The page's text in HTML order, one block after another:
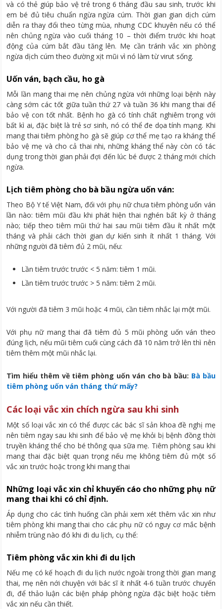
và có thẻ giúp bảo vệ trẻ trong 6 tháng đầu sau sinh, trước khi
em bé đủ tiêu chuẩn ngừa ngừa cúm. Thời gian gian dịch cúm
diễn ra thay đổi theo từng mùa, nhưng CDC khuyên nếu có thể
nên chủng ngừa vào cuối tháng 10 – thời điểm trước khi hoạt
động của cúm bắt đầu tăng lên. Mẹ cần tránh vắc xin phòng
ngừa dịch cúm theo đường xịt mũi vì nó làm từ virut sống.
Uốn ván, bạch cầu, ho gà
Mỗi lần mang thai mẹ nên chủng ngừa với những loại bệnh này
càng sớm các tốt giữa tuần thứ 27 và tuần 36 khi mang thai để
bảo vệ con tốt nhất. Bệnh ho gà có tính chất nghiêm trọng với
bất kì ai, đặc biệt là trẻ sơ sinh, nó có thể đe dọa tính mạng. Khi
mang thai tiêm phòng ho gà sẽ giúp cơ thể mẹ tạo ra kháng thể
bảo vệ mẹ và cho cả thai nhi, những kháng thể này còn có tác
dụng trong thời gian phải đợi đến lúc bé được 2 tháng mới chích
ngừa.
Lịch tiêm phòng cho bà bầu ngừa uốn ván:
Theo Bộ Y tế Việt Nam, đối với phụ nữ chưa tiêm phòng uốn ván
lần nào: tiêm mũi đầu khi phát hiện thai nghén bất kỳ ở tháng
nào; tiếp theo tiêm mũi thứ hai sau mũi tiêm đầu ít nhất một
tháng và phải cách thời gian dự kiến sinh ít nhất 1 tháng. Với
những người đã tiêm đủ 2 mũi, nếu:
Lần tiêm trước trước < 5 năm: tiêm 1 mũi.
Lần tiêm trước trước > 5 năm: tiêm 2 mũi.
Với người đã tiêm 3 mũi hoặc 4 mũi, cần tiêm nhắc lại một mũi.
Với phụ nữ mang thai đã tiêm đủ 5 mũi phòng uốn ván theo
đúng lịch, nếu mũi tiêm cuối cùng cách đã 10 năm trở lên thì nên
tiêm thêm một mũi nhắc lại.
Tìm hiểu thêm về tiêm phòng uốn ván cho bà bầu: Bà bầu
tiêm phòng uốn ván tháng thứ mấy?
Các loại vắc xin chích ngừa sau khi sinh
Một số loại vắc xin có thể được các bác sĩ sản khoa đề nghị mẹ
nên tiêm ngay sau khi sinh để bảo vệ mẹ khỏi bị bệnh đồng thời
truyền kháng thể cho bé thông qua sữa mẹ. Tiêm phòng sau khi
mang thai đặc biệt quan trọng nếu mẹ không tiêm đủ một số
vắc xin trước hoặc trong khi mang thai
Những loại vắc xin chỉ khuyến cáo cho những phụ nữ
mang thai khi có chỉ định.
Áp dụng cho các tình huống cần phải xem xét thêm vắc xin như
tiêm phòng khi mang thai cho các phụ nữ có nguy cơ mắc bệnh
nhiễm trùng nào đó khi đi du lịch, cụ thể:
Tiêm phòng vắc xin khi đi du lịch
Nếu mẹ có kế hoạch đi du lịch nước ngoài trong thời gian mang
thai, mẹ nên nới chuyện với bác sĩ ít nhất 4-6 tuần trước chuyến
đi, để thảo luận các biện pháp phòng ngừa đặc biệt hoặc tiêm
vắc xin nếu cần thiết.